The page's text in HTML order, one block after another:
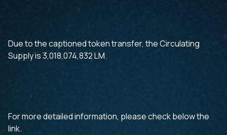
Due to the captioned token transfer, the Circulating
Supply is 3,018,074,832 LM.
For more detailed information, please check below the
link.